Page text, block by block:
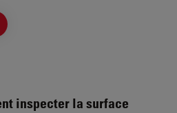
inspecter la surface